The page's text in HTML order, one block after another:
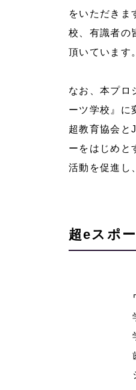
をいただきま
校、有識者の
頂いています。
なお、本プロ
ーツ学校』に
超教育協会と
ーをはじめと
活動を促進し
超eスポ